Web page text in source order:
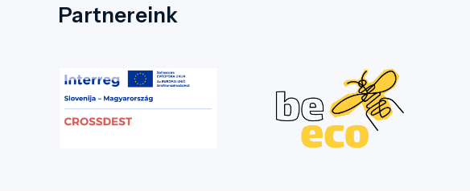
Partnereink